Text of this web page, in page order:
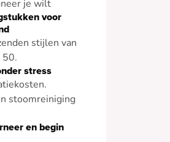
je wilt
voor
stijlen van
stress
stoomreiniging
en begin